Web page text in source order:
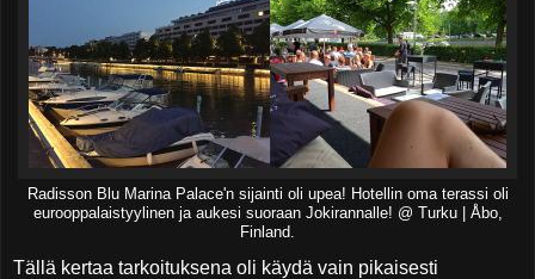
Radisson Blu Marina Palace'n sijainti oli upea! Hotellin oma terassi oli
eurooppalaistyylinen ja aukesi suoraan Jokirannalle! @ Turku | Åbo,
Finland.
Tällä kertaa tarkoituksena oli käydä vain pikaisesti